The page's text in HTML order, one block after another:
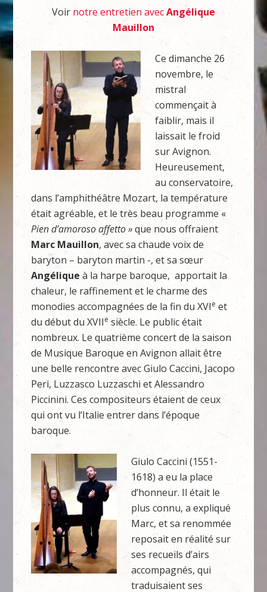
Voir notre entretien avecAngélique
Mauillon
Ce dimanche 26
novembre, le
mistral
commençait à
faiblir, mais il
laissait le froid
sur Avignon.
Heureusement,
au conservatoire,
dans l’amphithéâtre Mozart, la température
était agréable, et le très beau programme «
Pien d’amoroso affetto »que nous offraient
Marc Mauillon, avec sa chaude voix de
baryton – baryton martin -, et sa sœur
Angélique à la harpe baroque, apportait la
chaleur, le raffinement et le charme des
monodies accompagnées de la fin du XVIe et
du début du XVIIe siècle. Le public était
nombreux. Le quatrième concert de la saison
de Musique Baroque en Avignon allait être
une belle rencontre avec Giulo Caccini, Jacopo
Peri, Luzzasco Luzzaschi et Alessandro
Piccinini. Ces compositeurs étaient de ceux
qui ont vu l’Italie entrer dans l’époque
baroque.
Giulo Caccini (1551-
1618) a eu la place
d’honneur. Il était le
plus connu, a expliqué
Marc, et sa renommée
reposait en réalité sur
ses recueils d’airs
accompagnés, qui
traduisaient ses